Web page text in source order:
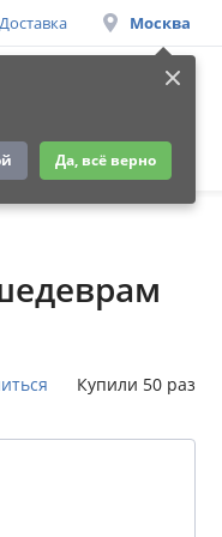
Доставка Москва
Да, всё верно
Ещё
Купили 50 раз